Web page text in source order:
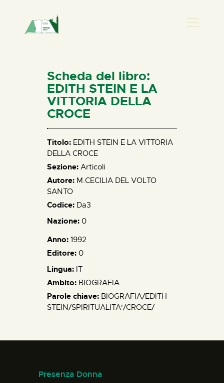
HOME
CHI SIAMO
NEWS
PERCORSI
ELISA SALERNO
CONTATTI
Scheda del libro:
EDITH STEIN E LA
VITTORIA DELLA
CROCE
Titolo: EDITH STEIN E LA VITTORIA
DELLA CROCE
Sezione: Articoli
Autore: M.CECILIA DEL VOLTO
SANTO
Codice: Da3
Nazione: 0
Anno: 1992
Editore: 0
Lingua: IT
Ambito: BIOGRAFIA
Parole chiave: BIOGRAFIA/EDITH
STEIN/SPIRITUALITA'/CROCE/
Presenza Donna